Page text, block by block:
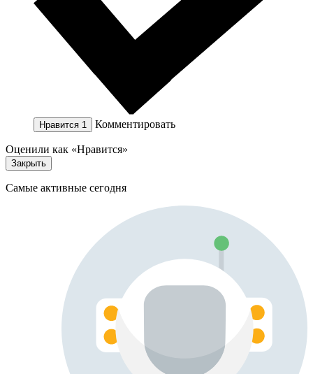
Нравится 1 Комментировать
Оценили как «Нравится»
Закрыть
Самые активные сегодня